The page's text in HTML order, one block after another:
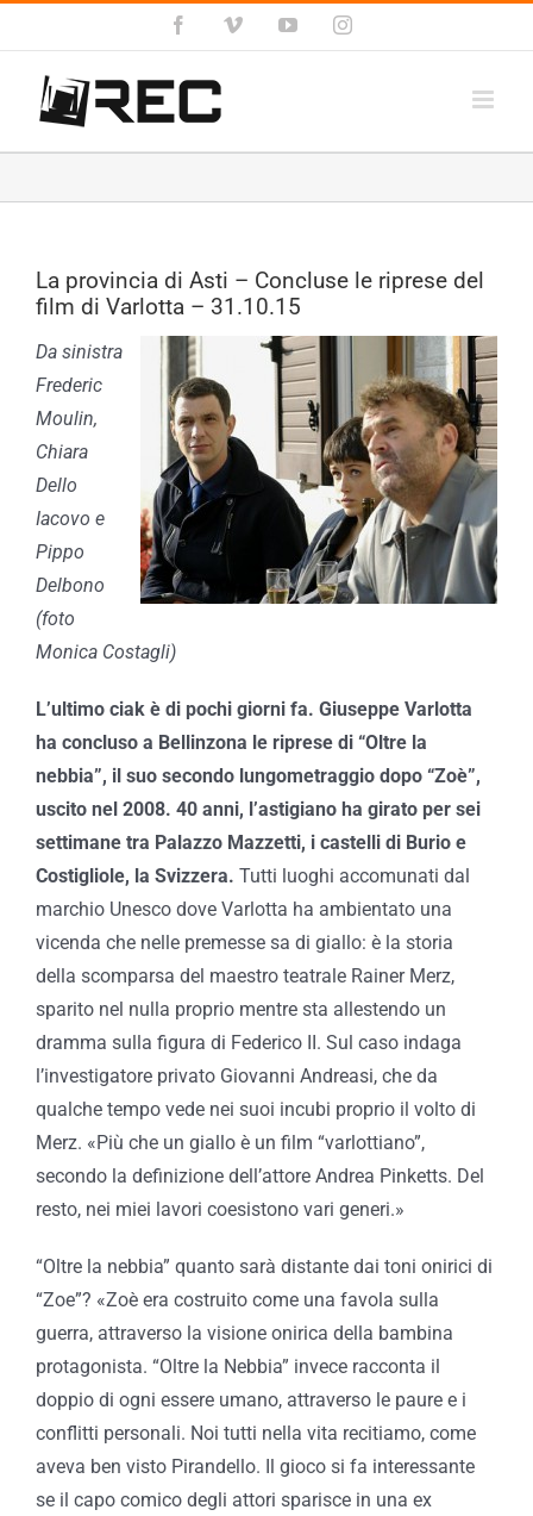
al
contenuto
FacebookVimeo YouTubeInstagram
La provincia di Asti – Concluse le riprese del
film di Varlotta – 31.10.15
Da sinistra
Frederic
Moulin,
Chiara
Dello
Iacovo e
Pippo
Delbono
(foto
Monica Costagli)
L’ultimo ciak è di pochi giorni fa. Giuseppe Varlotta
ha concluso a Bellinzona le riprese di “Oltre la
nebbia”, il suo secondo lungometraggio dopo “Zoè”,
uscito nel 2008. 40 anni, l’astigiano ha girato per sei
settimane tra Palazzo Mazzetti, i castelli di Burio e
Costigliole, la Svizzera. Tutti luoghi accomunati dal
marchio Unesco dove Varlotta ha ambientato una
vicenda che nelle premesse sa di giallo: è la storia
della scomparsa del maestro teatrale Rainer Merz,
sparito nel nulla proprio mentre sta allestendo un
dramma sulla figura di Federico II. Sul caso indaga
l’investigatore privato Giovanni Andreasi, che da
qualche tempo vede nei suoi incubi proprio il volto di
Merz. «Più che un giallo è un film “varlottiano”,
secondo la definizione dell’attore Andrea Pinketts. Del
resto, nei miei lavori coesistono vari generi.»
“Oltre la nebbia” quanto sarà distante dai toni onirici di
“Zoe”? «Zoè era costruito come una favola sulla
guerra, attraverso la visione onirica della bambina
protagonista. “Oltre la Nebbia” invece racconta il
doppio di ogni essere umano, attraverso le paure e i
conflitti personali. Noi tutti nella vita recitiamo, come
aveva ben visto Pirandello. Il gioco si fa interessante
se il capo comico degli attori sparisce in una ex